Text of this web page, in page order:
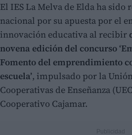
El IES La Melva de Elda ha sido
nacional por su apuesta por el
innovación educativa al recibir
novena edición del concurso
Fomento del emprendimiento
escuela’, impulsado por la
Cooperativas de Enseñanza
Cooperativo Cajamar.